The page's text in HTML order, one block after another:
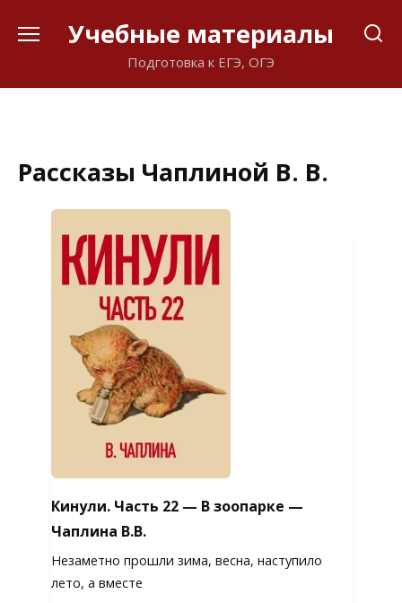
Учебные материалы
Подготовка к ЕГЭ, ОГЭ
Рассказы Чаплиной В. В.
Кинули. Часть 22 — В зоопарке —
Чаплина В.В.
Незаметно прошли зима, весна, наступило
лето, а вместе